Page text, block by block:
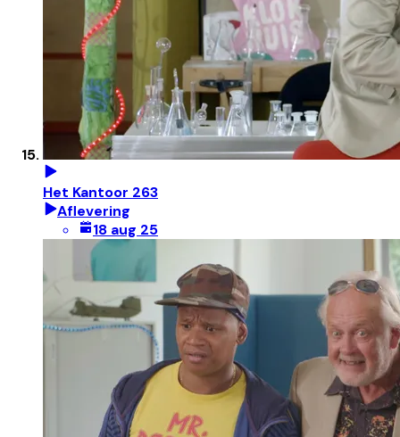
Het Kantoor 263
Aflevering
18 aug 25